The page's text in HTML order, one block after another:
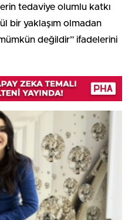
tedaviye olumlu katkı
bir yaklaşım olmadan
değildir” ifadelerini